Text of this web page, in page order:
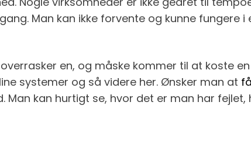
Man kan ikke forvente og kunne fungere
en, og måske kommer til at koste
systemer og så videre her. Ønsker man at
kan hurtigt se, hvor det er man har